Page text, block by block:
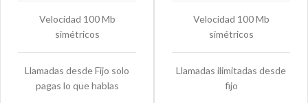
Velocidad 100 Mb
simétricos
Llamadas desde Fijo solo
pagas lo que hablas
Velocidad 100 Mb
simétricos
Llamadas ilimitadas desde
fijo